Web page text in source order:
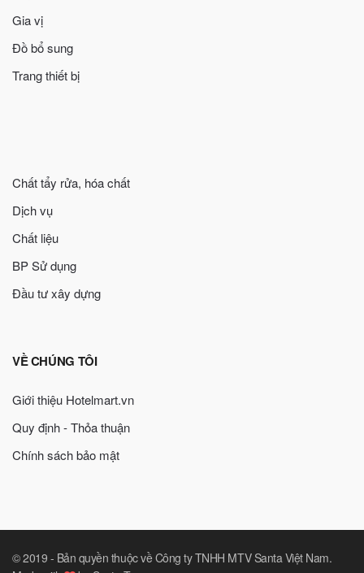
Gia vị
Đồ bổ sung
Trang thiết bị
Chất tẩy rửa, hóa chất
Dịch vụ
Chất liệu
BP Sử dụng
Đầu tư xây dựng
VỀ CHÚNG TÔI
Giới thiệu Hotelmart.vn
Quy định - Thỏa thuận
Chính sách bảo mật
© 2019 - Bản quyền thuộc về Công ty TNHH MTV Santa Việt Nam.